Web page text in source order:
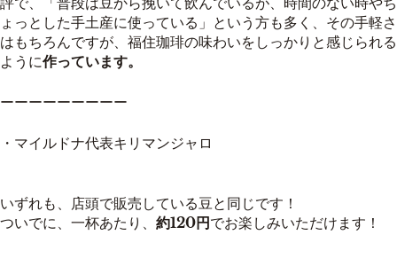
ょっとした手土産に使っている」という方も多く、その手軽さ
はもちろんですが、福住珈琲の味わいをしっかりと感じられる
ように作っています。
ーーーーーーーーー
・マイルドナ代表キリマンジャロ
いずれも、店頭で販売している豆と同じです！
ついでに、一杯あたり、 約120円でお楽しみいただけます！